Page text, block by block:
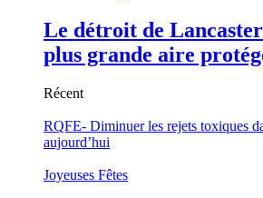
Le détroit de
plus grande aire
Récent
RQFE- Diminuer les rejets toxiques
aujourd’hui
Joyeuses Fêtes